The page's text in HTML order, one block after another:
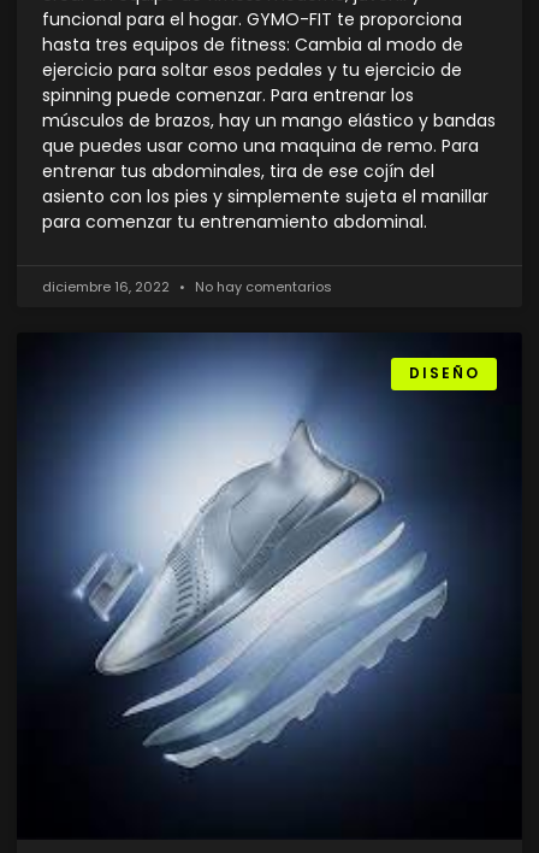
funcional para el hogar. GYMO-FIT te proporciona
hasta tres equipos de fitness: Cambia al modo de
ejercicio para soltar esos pedales y tu ejercicio de
spinning puede comenzar. Para entrenar los
músculos de brazos, hay un mango elástico y bandas
que puedes usar como una maquina de remo. Para
entrenar tus abdominales, tira de ese cojín del
asiento con los pies y simplemente sujeta el manillar
para comenzar tu entrenamiento abdominal.
diciembre 16, 2022 No hay comentarios
DISEÑO